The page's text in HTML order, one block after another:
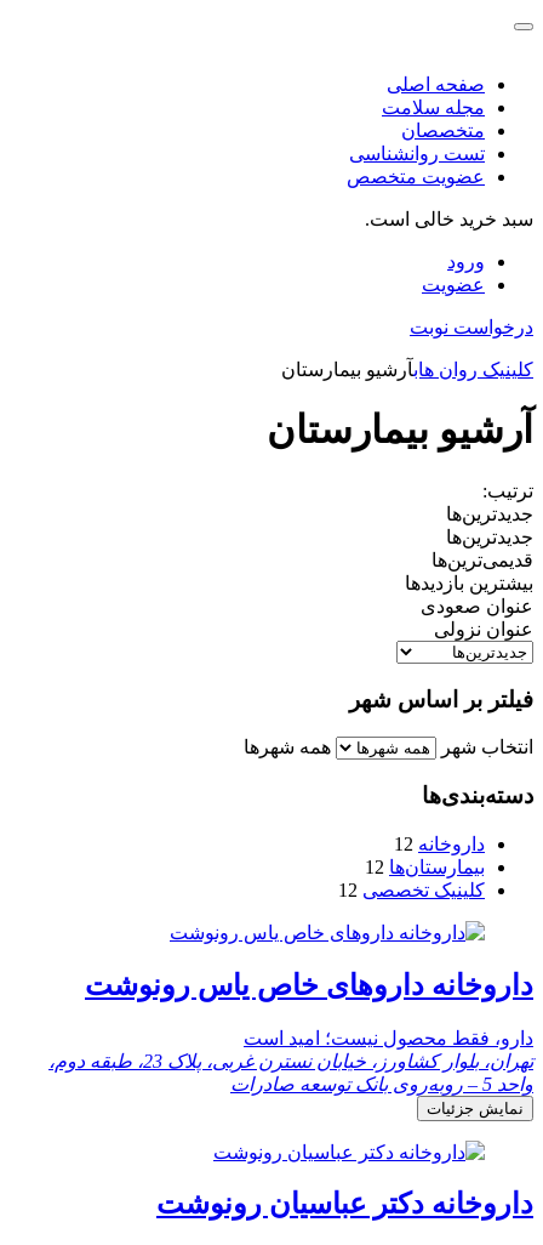
صفحه اصلی
مجله سلامت
متخصصان
تست روانشناسی
عضویت متخصص
سبد خرید خالی است.
ورود
عضویت
درخواست نوبت
کلینیک روان هابآرشیو بیمارستان
آرشیو بیمارستان
ترتیب:
جدیدترین‌ها
جدیدترین‌ها
قدیمی‌ترین‌ها
بیشترین بازدیدها
عنوان صعودی
عنوان نزولی
فیلتر بر اساس شهر
انتخاب شهر همه شهرها
دسته‌بندی‌ها
داروخانه 12
بیمارستان‌ها 12
کلینیک تخصصی 12
داروخانه داروهای خاص یاس رونوشت
دارو، فقط محصول نیست؛ امید است
تهران، بلوار کشاورز، خیابان نسترن غربی، پلاک 23، طبقه دوم،
واحد 5 – روبه‌روی بانک توسعه صادرات
نمایش جزئیات
داروخانه دکتر عباسیان رونوشت